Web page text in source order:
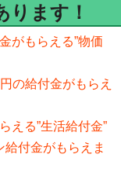
ります！
がもらえる”物価
の給付金がもらえ
える”生活給付金”
給付金がもらえま